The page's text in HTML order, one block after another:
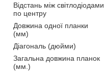
Відстань між світлодіодами
по центру
Довжина одної планки
(мм)
Діагональ (дюйми)
Загальна довжина планок
(мм.)